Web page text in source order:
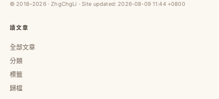
© 2018–2026 · ZhgChgLi · Site updated: 2026-08-09 11:44 +0800
讀文章
全部文章
分類
標籤
歸檔